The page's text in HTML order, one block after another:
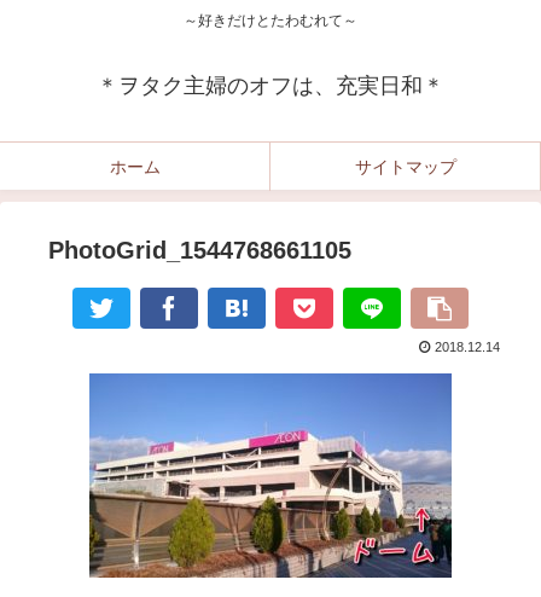
～好きだけとたわむれて～
＊ヲタク主婦のオフは、充実日和＊
ホーム サイトマップ
PhotoGrid_1544768661105
2018.12.14